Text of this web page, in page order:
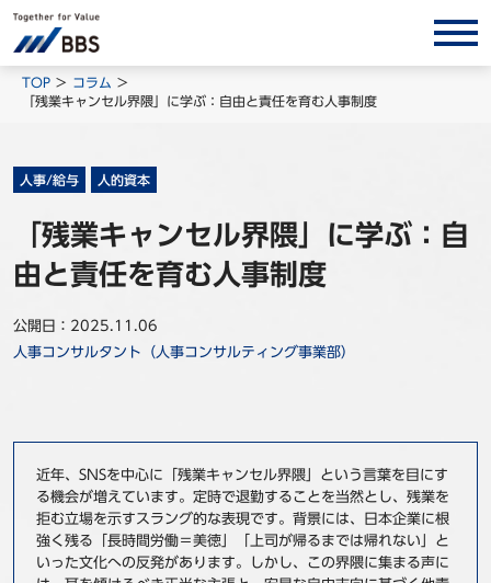
サービス/ソリューション
インサイト
コラム
調査レポート
出版書籍
事例
セミナ−
TOP
コラム
「残業キャンセル界隈」に学ぶ：自由と責任を育む人事制度
人事/給与 人的資本
「残業キャンセル界隈」に学ぶ：自
由と責任を育む人事制度
公開日：2025.11.06
人事コンサルタント（人事コンサルティング事業部）
近年、SNSを中心に「残業キャンセル界隈」という言葉を目にす
る機会が増えています。定時で退勤することを当然とし、残業を
拒む立場を示すスラング的な表現です。背景には、日本企業に根
強く残る「長時間労働＝美徳」「上司が帰るまでは帰れない」と
いった文化への反発があります。しかし、この界隈に集まる声に